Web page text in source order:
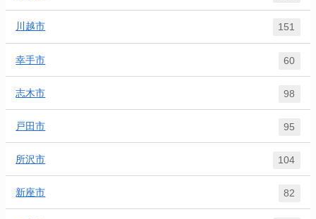
川越市 151
幸手市 60
志木市 98
戸田市 95
所沢市 104
新座市 82